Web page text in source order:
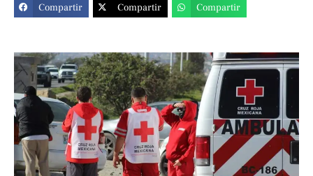
Compartir Compartir Compartir